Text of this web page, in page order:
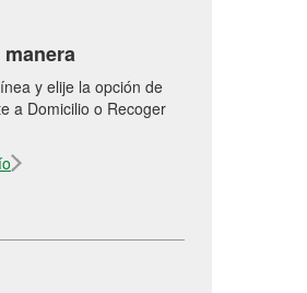
y elije la opción de
a Domicilio o Recoger